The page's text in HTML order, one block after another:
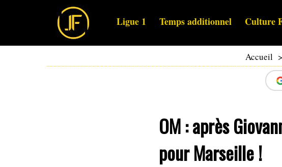
Ligue 1 Temps additionnel Culture
Accueil >
OM : après
pour Marseille !